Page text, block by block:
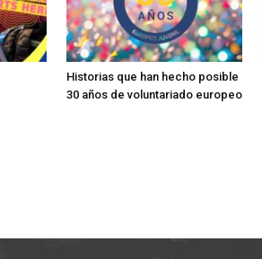
Historias que han hecho posible
30 años de voluntariado europeo